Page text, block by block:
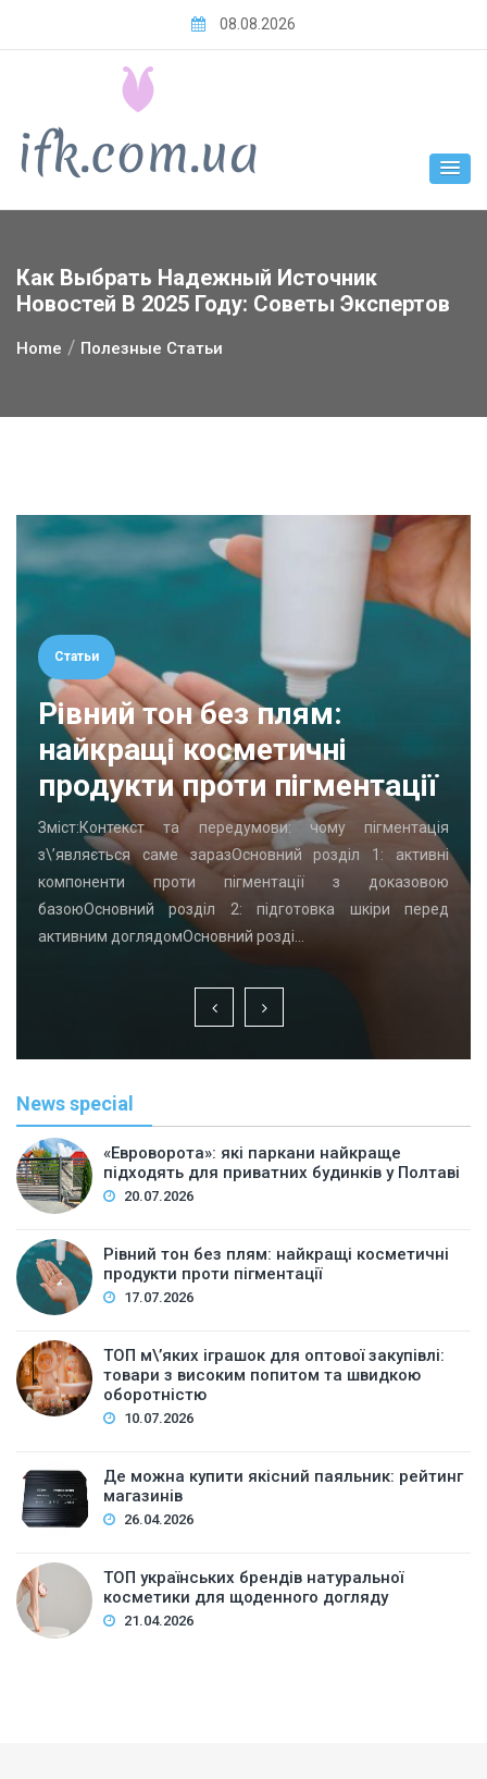
08.08.2026
Как Выбрать Надежный Источник
Новостей В 2025 Году: Советы Экспертов
Home Полезные Статьи
Статьи
Рівний тон без плям:
найкращі косметичні
продукти проти пігментації
Зміст:Контекст та передумови: чому пігментація
з\’являється саме заразОсновний розділ 1: активні
компоненти проти пігментації з доказовою
базоюОсновний розділ 2: підготовка шкіри перед
активним доглядомОсновний розді…
News special
«Евроворота»: які паркани найкраще
підходять для приватних будинків у Полтаві
20.07.2026
Рівний тон без плям: найкращі косметичні
продукти проти пігментації
17.07.2026
ТОП м\’яких іграшок для оптової закупівлі:
товари з високим попитом та швидкою
оборотністю
10.07.2026
Де можна купити якісний паяльник: рейтинг
магазинів
26.04.2026
ТОП українських брендів натуральної
косметики для щоденного догляду
21.04.2026